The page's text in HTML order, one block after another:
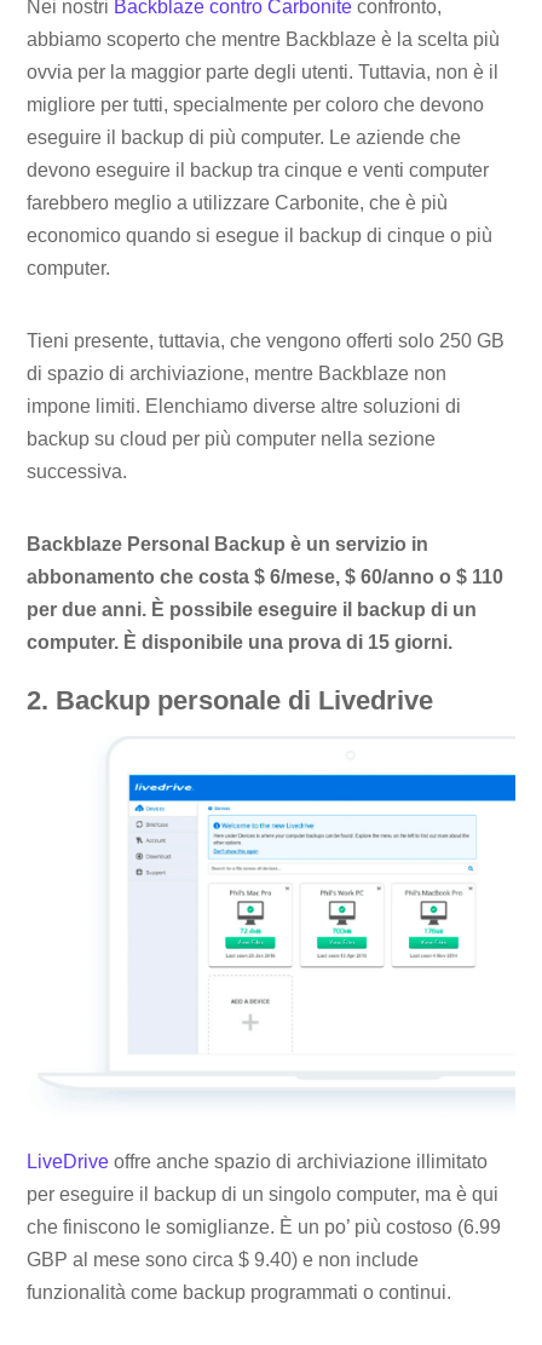
Nei nostri Backblaze contro Carbonite confronto,
abbiamo scoperto che mentre Backblaze è la scelta più
ovvia per la maggior parte degli utenti. Tuttavia, non è il
migliore per tutti, specialmente per coloro che devono
eseguire il backup di più computer. Le aziende che
devono eseguire il backup tra cinque e venti computer
farebbero meglio a utilizzare Carbonite, che è più
economico quando si esegue il backup di cinque o più
computer.
Tieni presente, tuttavia, che vengono offerti solo 250 GB
di spazio di archiviazione, mentre Backblaze non
impone limiti. Elenchiamo diverse altre soluzioni di
backup su cloud per più computer nella sezione
successiva.
Backblaze Personal Backup è un servizio in
abbonamento che costa $ 6/mese, $ 60/anno o $ 110
per due anni. È possibile eseguire il backup di un
computer. È disponibile una prova di 15 giorni.
2. Backup personale di Livedrive
LiveDrive offre anche spazio di archiviazione illimitato
per eseguire il backup di un singolo computer, ma è qui
che finiscono le somiglianze. È un po’ più costoso (6.99
GBP al mese sono circa $ 9.40) e non include
funzionalità come backup programmati o continui.